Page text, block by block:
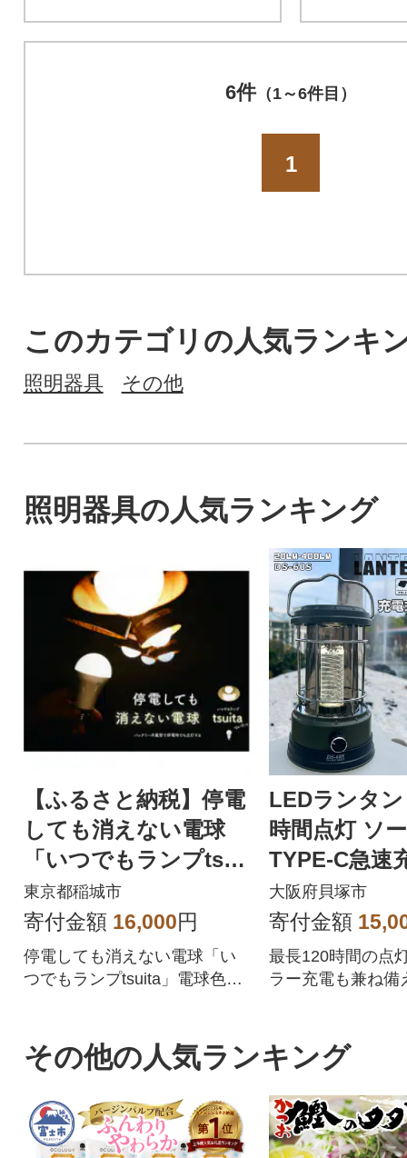
6件（1～6件目）
1
このカテゴリの人気ランキ
照明器具 その他
照明器具の人気ランキング
【ふるさと納税】停電
しても消えない電球
「いつでもランプtsuit
a」電球色2個セット
東京都稲城市
寄付金額 16,000円
停電しても消えない電球「い
つでもランプtsuita」電球色2
LEDランタ
時間点灯 ソ
TYPE-C急速
階調光 DS-
大阪府貝塚市
寄付金額
最長120時間の点
ラー充電も兼ね備
その他の人気ランキング